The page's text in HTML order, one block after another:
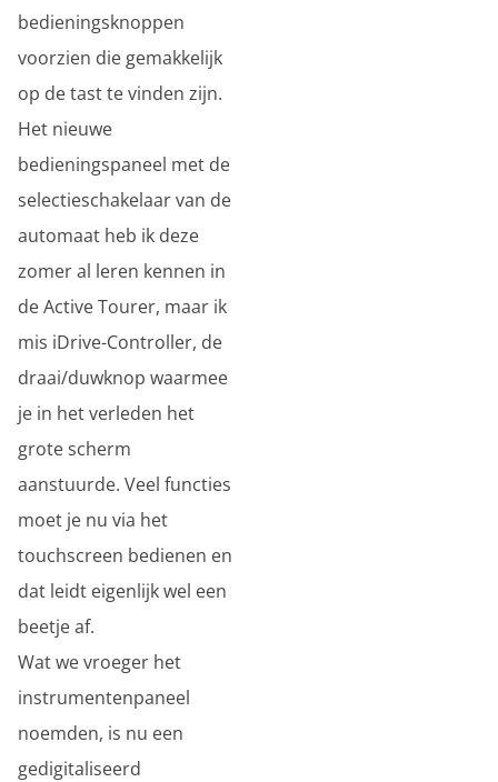
bedieningsknoppen
voorzien die gemakkelijk
op de tast te vinden zijn.
Het nieuwe
bedieningspaneel met de
selectieschakelaar van de
automaat heb ik deze
zomer al leren kennen in
de Active Tourer, maar ik
mis iDrive-Controller, de
draai/duwknop waarmee
je in het verleden het
grote scherm
aanstuurde. Veel functies
moet je nu via het
touchscreen bedienen en
dat leidt eigenlijk wel een
beetje af.
Wat we vroeger het
instrumentenpaneel
noemden, is nu een
gedigitaliseerd